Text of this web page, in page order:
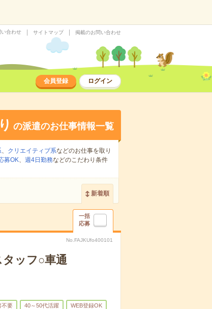
合わせ サイトマップ 掲載のお問い合わせ
会員登録 ログイン
の派遣のお仕事情報一覧
、 クリエイティブ系などのお仕事を取り
募OK、 週4日勤務などのこだわり条件
新着順
一括
応募
No.FAJKUfo400101
タッフ○車通
不要 40～50代活躍 WEB登録OK